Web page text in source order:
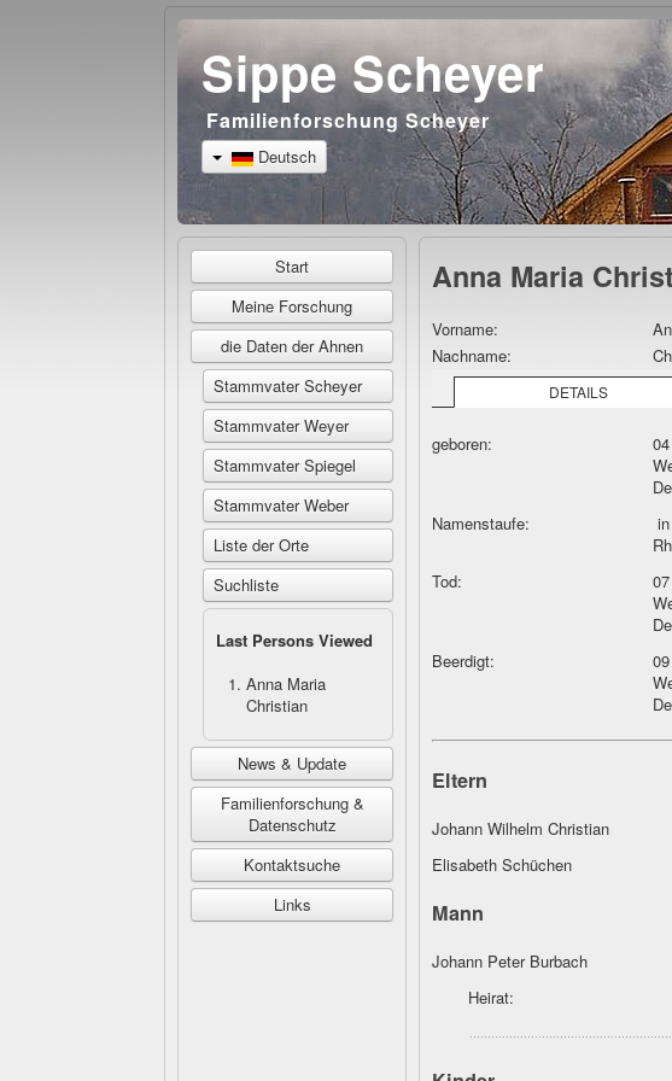
Sippe Scheyer
Familienforschung Scheyer
Deutsch
Start
Meine Forschung
die Daten der Ahnen
Stammvater Scheyer
Stammvater Weyer
Stammvater Spiegel
Stammvater Weber
Liste der Orte
Suchliste
Last Persons Viewed
Anna Maria
Christian
News & Update
Familienforschung &
Datenschutz
Kontaktsuche
Links
Anna Maria
Vorname:
Nachname:
DETAILS
geboren:
Namenstaufe:
Tod:
Beerdigt:
Eltern
Johann Wilhelm Christian
Elisabeth Schüchen
Mann
Johann Peter Burbach
Heirat: